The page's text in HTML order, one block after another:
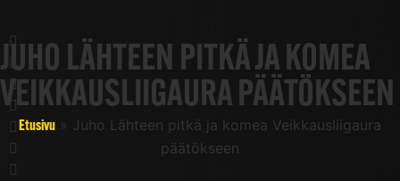
JUHO LÄHTEEN PITKÄ JA KOMEA
VEIKKAUSLIIGAURA PÄÄTÖKSEEN
Etusivu » Juho Lähteen pitkä ja komea Veikkausliigaura
päätökseen